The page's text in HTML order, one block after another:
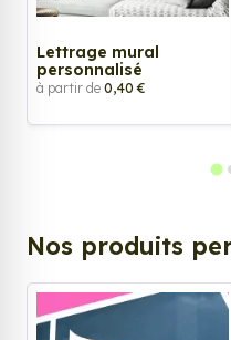
Lettrage mural
personnalisé
à partir de 0,40 €
Nos produits